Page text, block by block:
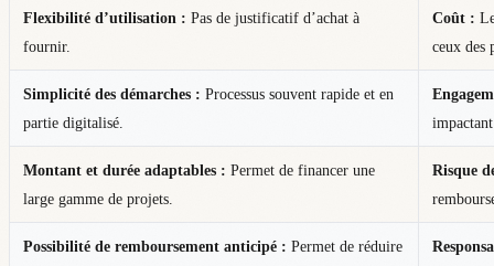
Flexibilité d’utilisation : Pas de justificatif d’achat à
fournir.
Coût :
ceux des
Simplicité des démarches : Processus souvent rapide et en
partie digitalisé.
Montant et durée adaptables : Permet de financer une
large gamme de projets.
Risque
Possibilité de remboursement anticipé : Permet de réduire